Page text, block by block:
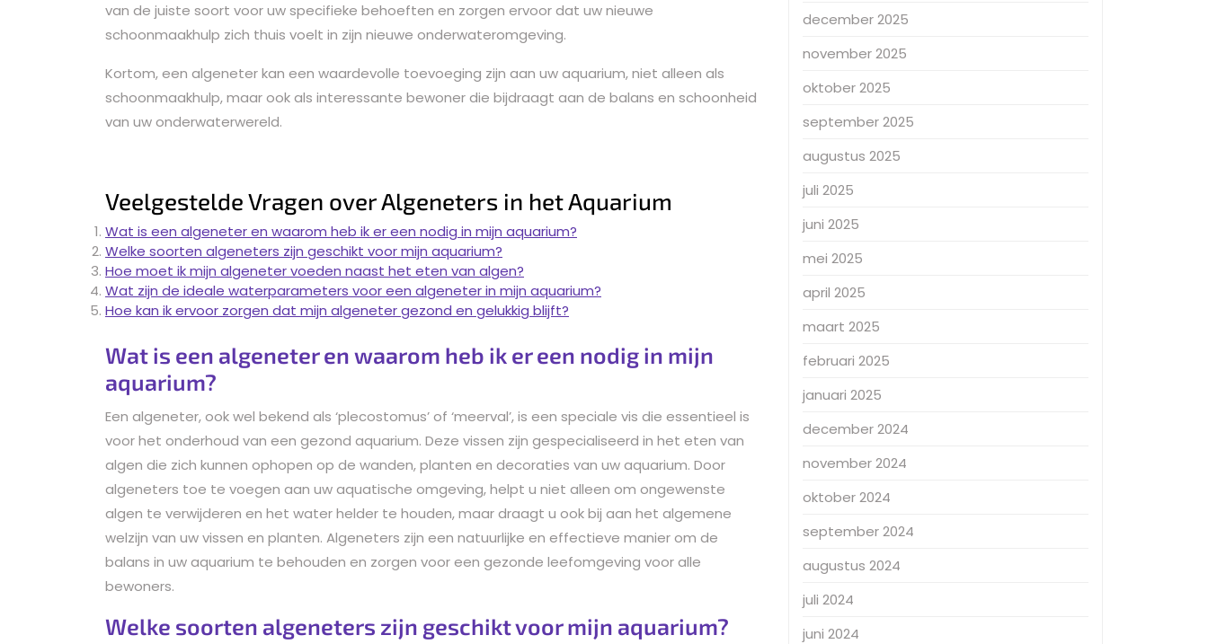
van de juiste soort voor uw specifieke behoeften en zorgen ervoor dat uw nieuwe
schoonmaakhulp zich thuis voelt in zijn nieuwe onderwateromgeving.
Kortom, een algeneter kan een waardevolle toevoeging zijn aan uw aquarium, niet alleen als
schoonmaakhulp, maar ook als interessante bewoner die bijdraagt aan de balans en schoonheid
van uw onderwaterwereld.
Veelgestelde Vragen over Algeneters in het Aquarium
Wat is een algeneter en waarom heb ik er een nodig in mijn aquarium?
Welke soorten algeneters zijn geschikt voor mijn aquarium?
Hoe moet ik mijn algeneter voeden naast het eten van algen?
Wat zijn de ideale waterparameters voor een algeneter in mijn aquarium?
Hoe kan ik ervoor zorgen dat mijn algeneter gezond en gelukkig blijft?
Wat is een algeneter en waarom heb ik er een nodig in mijn
aquarium?
Een algeneter, ook wel bekend als ‘plecostomus’ of ‘meerval’, is een speciale vis die essentieel is
voor het onderhoud van een gezond aquarium. Deze vissen zijn gespecialiseerd in het eten van
algen die zich kunnen ophopen op de wanden, planten en decoraties van uw aquarium. Door
algeneters toe te voegen aan uw aquatische omgeving, helpt u niet alleen om ongewenste
algen te verwijderen en het water helder te houden, maar draagt u ook bij aan het algemene
welzijn van uw vissen en planten. Algeneters zijn een natuurlijke en effectieve manier om de
balans in uw aquarium te behouden en zorgen voor een gezonde leefomgeving voor alle
bewoners.
Welke soorten algeneters zijn geschikt voor mijn aquarium?
december 2025
november 2025
oktober 2025
september 2025
augustus 2025
juli 2025
juni 2025
mei 2025
april 2025
maart 2025
februari 2025
januari 2025
december 2024
november 2024
oktober 2024
september 2024
augustus 2024
juli 2024
juni 2024